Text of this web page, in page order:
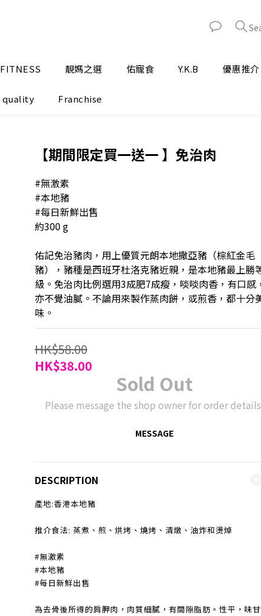
FITNESS 靚媽之選 佑寵食 Y.K.B 優惠推介
quality Franchise
【期間限定買一送一 】免治肉
#無激素
#本地豬
#每日新鮮出售
約300 g
佑記免治豬肉，用上優質元朗本地撒亞豬（棕紅金毛
豬），豬種是西班牙杜洛克豬近親，是本地豬最上勝
級。免治肉比例選用3成肥7成瘦，啖啖肉香，有口感，
亦不覺油膩。不論用來製作蒸肉餅，或煎香，都十分
味。
HK$58.00
HK$38.00
Sold Out
Please message the shop owner for order
MESSAGE
DESCRIPTION
產地:香港本地豬
推介食法: 蒸煮、煎、烘烤、燒烤、清燉、油炸和燙焯
#無激素
#本地豬
#每日新鮮出售
為去骨後所得的肩胛肉，肉質細膩，有間隙脂肪。性平，味甘